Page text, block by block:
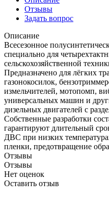
Отзывы
Задать вопрос
Описание
Всесезонное
специально для
сельскохозяйственной
Предназначено для лёгких
газонокосилок,
измельчителей, мотопомп,
универсальных машин и
дизельных двигателей с
Собственные разработки
гарантируют длительный
ДВС при низких
пленки, предотвращение
Отзывы
Отзывы
Нет оценок
Оставить отзыв